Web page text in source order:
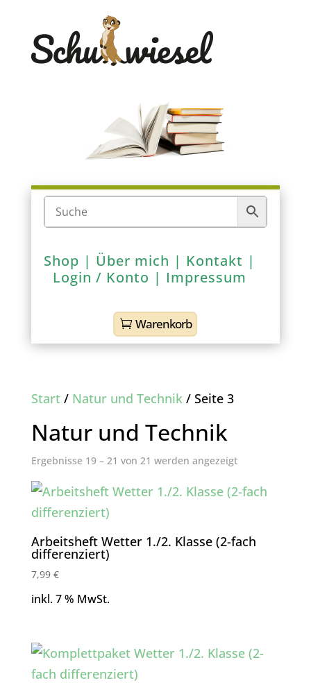
Shop | Über mich | Kontakt |
Login / Konto | Impressum
Warenkorb
Start/ Natur und Technik/ Seite 3
Natur und Technik
Ergebnisse 19 – 21 von 21 werden angezeigtNach
Arbeitsheft Wetter 1./2. Klasse (2-fach
differenziert)
7,99 €
inkl. 7 % MwSt.